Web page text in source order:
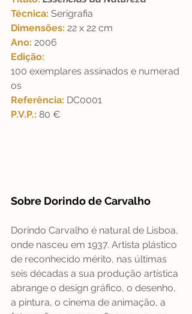
Técnica: Serigrafia
Dimensões: 22 x 22 cm
Ano: 2006
Edição:
100 exemplares assinados e numerad
os
Referência: DC0001
P.V.P.: 80 €
Sobre Dorindo de Carvalho
Dorindo Carvalho é natural de Lisboa,
onde nasceu em 1937. Artista plástico
de reconhecido mérito, nas últimas
seis décadas a sua produção artística
abrange o design gráfico, o desenho,
a pintura, o cinema de animação, a